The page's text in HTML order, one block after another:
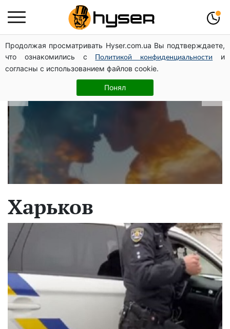
Продолжая просматривать Hyser.com.ua Вы подтверждаете,
что ознакомились с
Политикой конфиденциальности
и
согласны с использованием файлов cookie.
Понял
В какие даты рождаются самые
верные мужчины: лучше сразу
проверить, чтоб потом не страдать
Харьков